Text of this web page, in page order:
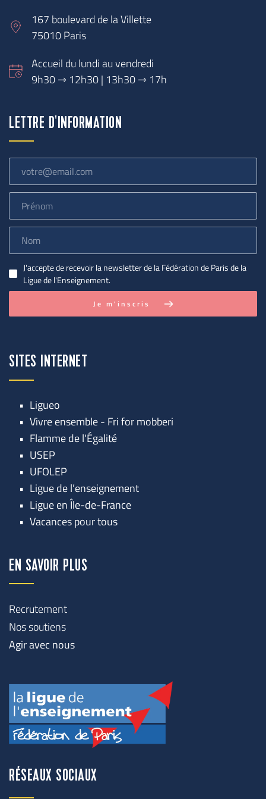
167 boulevard de la Villette
75010 Paris
Accueil du lundi au vendredi
9h30 ⇾ 12h30 | 13h30 ⇾ 17h
LETTRE D'INFORMATION
J'accepte de recevoir la newsletter de la Fédération de Paris de la
Ligue de l'Enseignement.
Je m'inscris
SITES INTERNET
Ligueo
Vivre ensemble - Fri for mobberi
Flamme de l'Égalité
USEP
UFOLEP
Ligue de l’enseignement
Ligue en Île-de-France
Vacances pour tous
EN SAVOIR PLUS
Recrutement
Nos soutiens
Agir avec nous
RÉSEAUX SOCIAUX